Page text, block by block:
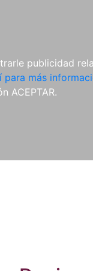
publicidad
para más
ACEPTAR.
CDS Y
DVDS